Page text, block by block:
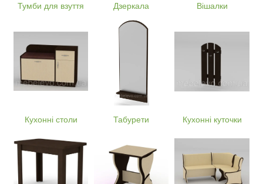
Тумби для взуття Дзеркала Вішалки
Кухонні столи Табурети Кухонні куточки